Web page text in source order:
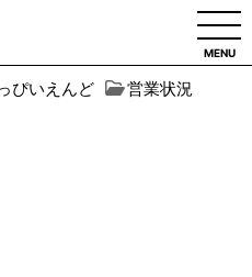
MENU
ぴいえんど
営業状況